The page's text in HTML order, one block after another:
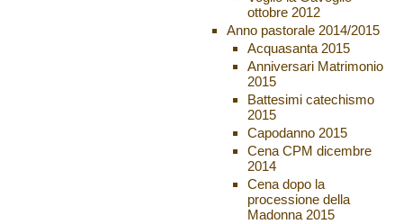
ottobre 2012
Anno pastorale 2014/2015
Acquasanta 2015
Anniversari Matrimonio
2015
Battesimi catechismo
2015
Capodanno 2015
Cena CPM dicembre
2014
Cena dopo la
processione della
Madonna 2015